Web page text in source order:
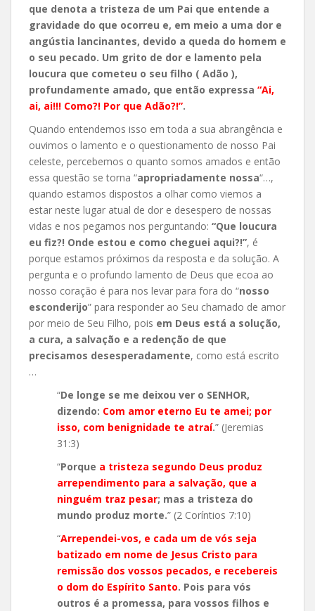
que denota a tristeza de um Pai que entende a
gravidade do que ocorreu e, em meio a uma dor e
angústia lancinantes, devido a queda do homem e
o seu pecado. Um grito de dor e lamento pela
loucura que cometeu o seu filho ( Adão ),
profundamente amado, que então expressa “Ai,
ai, ai!!! Como?! Por que Adão?!”.
Quando entendemos isso em toda a sua abrangência e
ouvimos o lamento e o questionamento de nosso Pai
celeste, percebemos o quanto somos amados e então
essa questão se torna “apropriadamente nossa“…,
quando estamos dispostos a olhar como viemos a
estar neste lugar atual de dor e desespero de nossas
vidas e nos pegamos nos perguntando: “Que loucura
eu fiz?! Onde estou e como cheguei aqui?!”, é
porque estamos próximos da resposta e da solução. A
pergunta e o profundo lamento de Deus que ecoa ao
nosso coração é para nos levar para fora do “nosso
esconderijo” para responder ao Seu chamado de amor
por meio de Seu Filho, pois em Deus está a solução,
a cura, a salvação e a redenção de que
precisamos desesperadamente, como está escrito
…
“De longe se me deixou ver o SENHOR,
dizendo: Com amor eterno Eu te amei; por
isso, com benignidade te atraí.” (Jeremias
31:3)
“Porque a tristeza segundo Deus produz
arrependimento para a salvação, que a
ninguém traz pesar; mas a tristeza do
mundo produz morte.” (2 Coríntios 7:10)
“Arrependei-vos, e cada um de vós seja
batizado em nome de Jesus Cristo para
remissão dos vossos pecados, e recebereis
o dom do Espírito Santo. Pois para vós
outros é a promessa, para vossos filhos e